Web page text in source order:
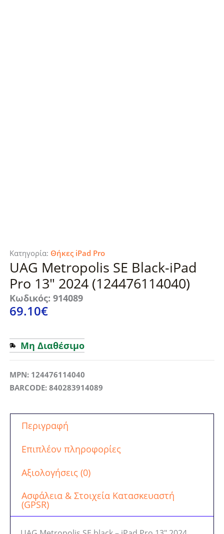
Κατηγορία: Θήκες iPad Pro
UAG Metropolis SE Black-iPad
Pro 13″ 2024 (124476114040)
Κωδικός: 914089
69.10€
Μη Διαθέσιμο
MPN: 124476114040
BARCODE: 840283914089
Περιγραφή
Επιπλέον πληροφορίες
Αξιολογήσεις (0)
Ασφάλεια & Στοιχεία Κατασκευαστή
(GPSR)